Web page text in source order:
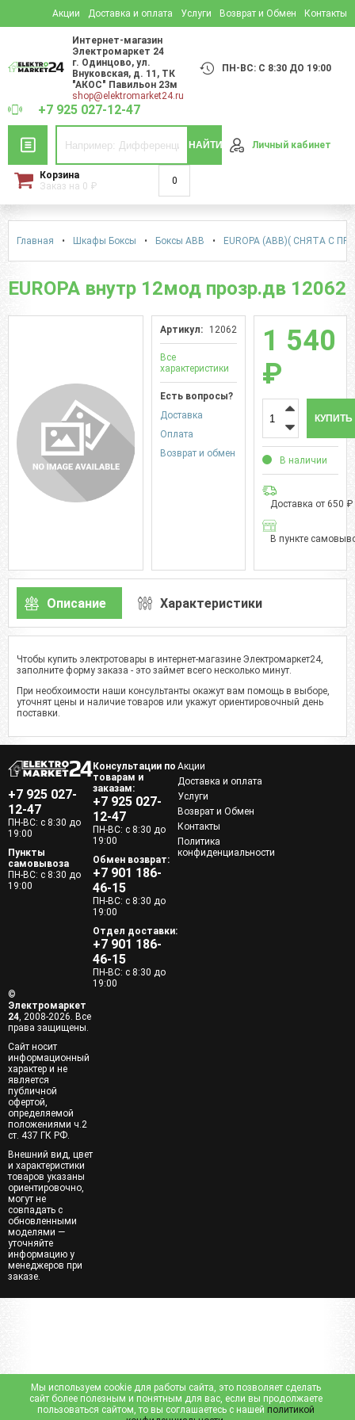
Акции Доставка и оплата Услуги Возврат и Обмен Контакты
Интернет-магазин
Электромаркет 24
г. Одинцово,ул.
Внуковская, д. 11 , ТК
"АКОС" Павильон 23м
shop@elektromarket24.ru
ПН-ВС: С 8:30 ДО 19:00
+7 925 027-12-47
НАЙТИ Личный кабинет
Корзина
Заказ на 0 ₽ 0
Главная • Шкафы Боксы • Боксы АВВ • EUROPA (ABB)( СНЯТА С
EUROPA внутр 12мод прозр.дв 12062
Артикул: 12062
Все
характеристики
Есть вопросы?
Доставка
Оплата
Возврат и обмен
1 540
₽
КУПИТЬ
В наличии
Доставка от 650 ₽
В пункте
Описание Характеристики
Чтобы купить электротовары в интернет-магазине Электромаркет24,
заполните форму заказа - это займет всего несколько минут.
При необхоимости наши консультанты окажут вам помощь в выборе,
уточнят цены и наличие товаров или укажут ориентировочный день
поставки.
+7 925 027-
12-47
ПН-ВС: с 8:30 до
19:00
Пункты
самовывоза
ПН-ВС: с 8:30 до
19:00
Консультации по
товарам и
заказам:
+7 925 027-
12-47
ПН-ВС: с 8:30 до
19:00
Обмен возврат:
+7 901 186-
46-15
ПН-ВС: с 8:30 до
19:00
Отдел доставки:
+7 901 186-
46-15
ПН-ВС: с 8:30 до
19:00
Акции
Доставка и оплата
Услуги
Возврат и Обмен
Контакты
Политика
конфиденциальности
©
Электромаркет
24, 2008-2026. Все
права защищены.
Сайт носит
информационный
характер и не
является
публичной
офертой,
определяемой
положениями ч.2
ст. 437 ГК РФ.
Внешний вид, цвет
и характеристики
товаров указаны
ориентировочно,
могут не
совпадать с
обновленными
моделями —
уточняйте
информацию у
менеджеров при
заказе.
Мы используем cookie для работы сайта, это позволяет сделать
сайт более полезным и понятным для вас, если вы продолжаете
пользоваться сайтом, то вы соглашаетесь с нашей политикой